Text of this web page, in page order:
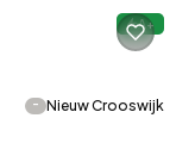
A+
- Nieuw Crooswijk